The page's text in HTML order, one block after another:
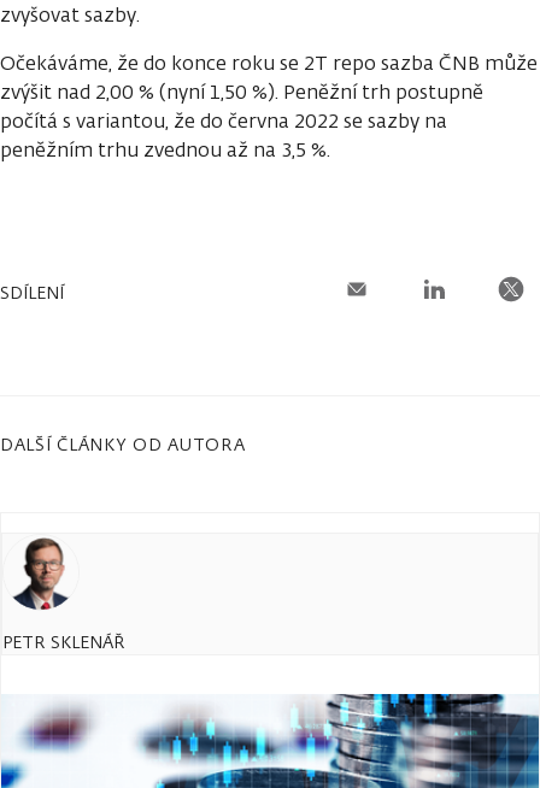
zvyšovat sazby.
Očekáváme, že do konce roku se 2T repo sazba ČNB může
zvýšit nad 2,00 % (nyní 1,50 %). Peněžní trh postupně
počítá s variantou, že do června 2022 se sazby na
peněžním trhu zvednou až na 3,5 %.
SDÍLENÍ
DALŠÍ ČLÁNKY OD AUTORA
PETR SKLENÁŘ